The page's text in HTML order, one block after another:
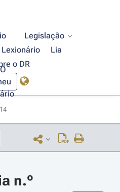
Legislação
Lexionário
Lia
o DR
O
n.º